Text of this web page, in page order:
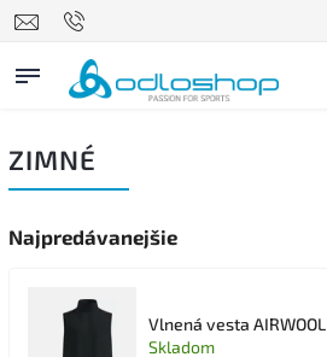
ZIMNÉ
Najpredávanejšie
Vlnená vesta AIRWOOL
Skladom